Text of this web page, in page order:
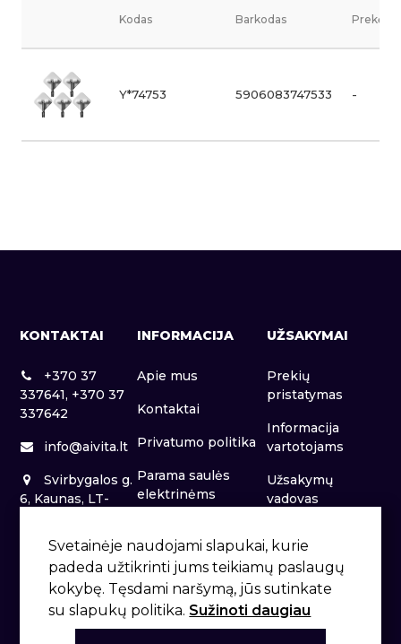
Kodas Barkodas Prekės
Y*74753 5906083747533 -
KONTAKTAI
+370 37
337641, +370 37
337642
info@aivita.lt
Svirbygalos g.
6, Kaunas, LT-
INFORMACIJA
Apie mus
Kontaktai
Privatumo politika
Parama saulės
elektrinėms
UŽSAKYMAI
Prekių
pristatymas
Informacija
vartotojams
Užsakymų
vadovas
Svetainėje naudojami slapukai, kurie
padeda užtikrinti jums teikiamų paslaugų
kokybę. Tęsdami naršymą, jūs sutinkate
su slapukų politika. Sužinoti daugiau